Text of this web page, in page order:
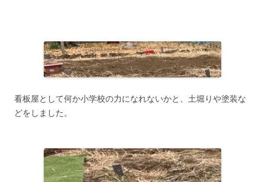
看板屋として何か小学校の力になれないかと、土堀りや塗装な
どをしました。